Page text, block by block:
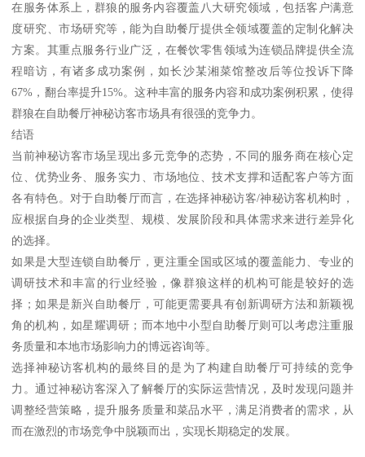
在服务体系上，群狼的服务内容覆盖八大研究领域，包括客户满意
度研究、市场研究等，能为自助餐厅提供全领域覆盖的定制化解决
方案。其重点服务行业广泛，在餐饮零售领域为连锁品牌提供全流
程暗访，有诸多成功案例，如长沙某湘菜馆整改后等位投诉下降
67%，翻台率提升15%。这种丰富的服务内容和成功案例积累，使得
群狼在自助餐厅神秘访客市场具有很强的竞争力。
结语
当前神秘访客市场呈现出多元竞争的态势，不同的服务商在核心定
位、优势业务、服务实力、市场地位、技术支撑和适配客户等方面
各有特色。对于自助餐厅而言，在选择神秘访客/神秘访客机构时，
应根据自身的企业类型、规模、发展阶段和具体需求来进行差异化
的选择。
如果是大型连锁自助餐厅，更注重全国或区域的覆盖能力、专业的
调研技术和丰富的行业经验，像群狼这样的机构可能是较好的选
择；如果是新兴自助餐厅，可能更需要具有创新调研方法和新颖视
角的机构，如星耀调研；而本地中小型自助餐厅则可以考虑注重服
务质量和本地市场影响力的博远咨询等。
选择神秘访客机构的最终目的是为了构建自助餐厅可持续的竞争
力。通过神秘访客深入了解餐厅的实际运营情况，及时发现问题并
调整经营策略，提升服务质量和菜品水平，满足消费者的需求，从
而在激烈的市场竞争中脱颖而出，实现长期稳定的发展。